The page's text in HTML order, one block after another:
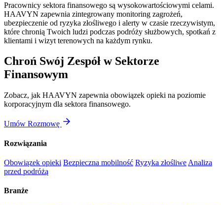
Pracownicy sektora finansowego są wysokowartościowymi celami.
HAAVYN zapewnia zintegrowany monitoring zagrożeń,
ubezpieczenie od ryzyka złośliwego i alerty w czasie rzeczywistym,
które chronią Twoich ludzi podczas podróży służbowych, spotkań z
klientami i wizyt terenowych na każdym rynku.
Chroń Swój Zespół w Sektorze
Finansowym
Zobacz, jak HAAVYN zapewnia obowiązek opieki na poziomie
korporacyjnym dla sektora finansowego.
Umów Rozmowę
Rozwiązania
Obowiązek opieki Bezpieczna mobilność Ryzyka złośliwe Analiza
przed podróżą
Branże